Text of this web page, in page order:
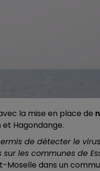
la mise en place de
Hagondange.
de détecter le
les communes de
dans un